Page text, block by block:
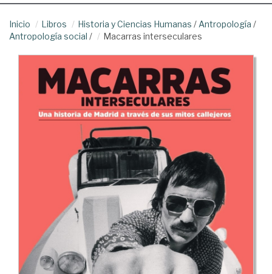
Inicio Libros Historia y Ciencias Humanas / Antropología /
Antropología social / Macarras interseculares